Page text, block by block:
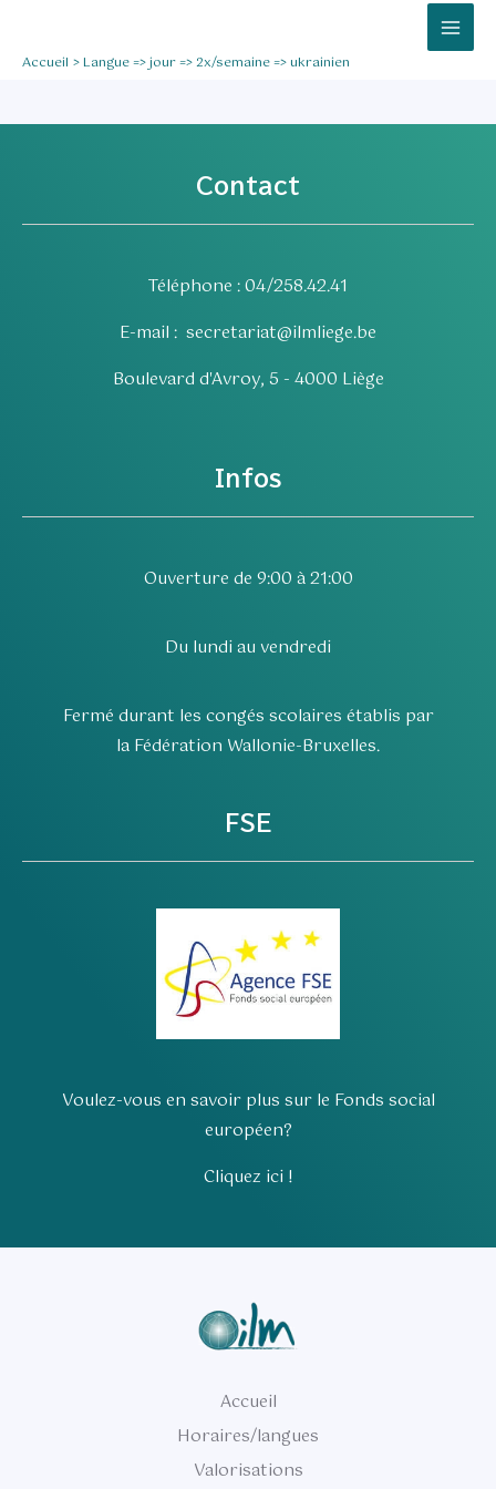
contenu
Main
Accueil Langue => jour => 2x/semaine => ukrainien
Contact
Téléphone : 04/258.42.41
E-mail : secretariat@ilmliege.be
Boulevard d'Avroy, 5 - 4000 Liège
Infos
Ouverture de 9:00 à 21:00
Du lundi au vendredi
Fermé durant les congés scolaires établis par
la Fédération Wallonie-Bruxelles.
FSE
Voulez-vous en savoir plus sur le Fonds social
européen?
Cliquez ici !
Accueil
Horaires/langues
Valorisations